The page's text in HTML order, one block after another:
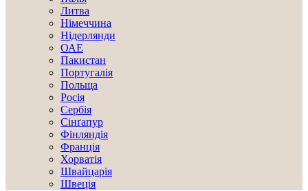
Литва
Німеччина
Нідерлянди
ОАЕ
Пакистан
Португалія
Польща
Росія
Сербія
Сінґапур
Фінляндія
Франція
Хорватія
Швайцарія
Швеція